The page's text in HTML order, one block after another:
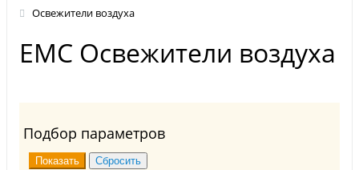
Освежители воздуха
EMC Освежители воздуха
Подбор параметров